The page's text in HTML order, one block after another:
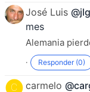
Inglaterra,al
que hay 13
· Responder (0)
José Luis
mes
Alemania
· Responder (0)
carmelo